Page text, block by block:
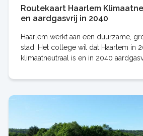
Routekaart Haarlem
en aardgasvrij in 2040
Haarlem werkt aan een duurzame,
stad. Het college wil dat Haarlem in
klimaatneutraal is en in 2040